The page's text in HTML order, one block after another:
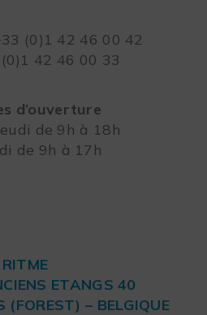
(0)1 42 46 00 42
(0)1 42 46 00 33
d’ouverture
de 9h à 18h
de 9h à 17h
RITME
ETANGS 40
(FOREST) – BELGIQUE